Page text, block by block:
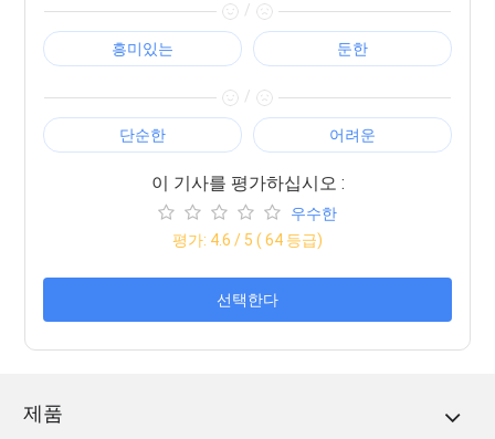
/
흥미있는 둔한
/
단순한 어려운
이 기사를 평가하십시오 :
우수한
평가: 4.6 / 5 ( 64 등급)
선택한다
제품